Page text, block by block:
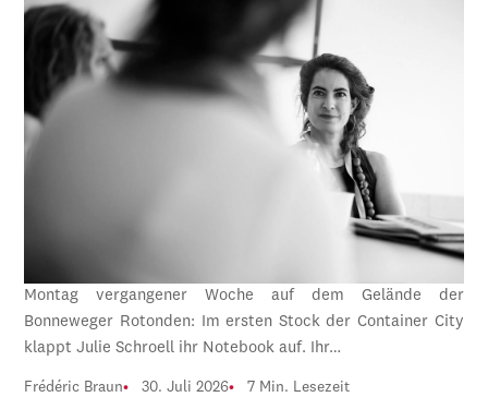
Montag vergangener Woche auf dem Gelände der
Bonneweger Rotonden: Im ersten Stock der Container City
klappt Julie Schroell ihr Notebook auf. Ihr…
Frédéric Braun 30. Juli 2026 7 Min. Lesezeit